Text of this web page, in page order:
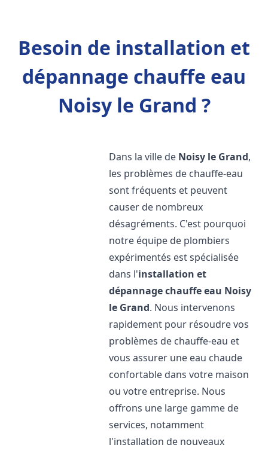
Besoin de installation et
dépannage chauffe eau
Noisy le Grand ?
Dans la ville de Noisy le Grand,
les problèmes de chauffe-eau
sont fréquents et peuvent
causer de nombreux
désagréments. C'est pourquoi
notre équipe de plombiers
expérimentés est spécialisée
dans l'installation et
dépannage chauffe eau Noisy
le Grand. Nous intervenons
rapidement pour résoudre vos
problèmes de chauffe-eau et
vous assurer une eau chaude
confortable dans votre maison
ou votre entreprise. Nous
offrons une large gamme de
services, notamment
l'installation de nouveaux